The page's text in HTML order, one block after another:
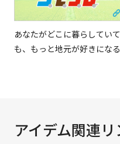
あなたがどこに暮らしていて
も、もっと地元が好きになる
アイデム関連リ